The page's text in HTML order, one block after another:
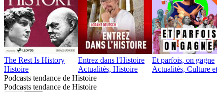
The Rest Is History
Histoire
Entrez dans l'Histoire
Actualités, Histoire
Et parfois, on gagne
Actualités, Culture et
Podcasts tendance de Histoire
Podcasts tendance de Histoire